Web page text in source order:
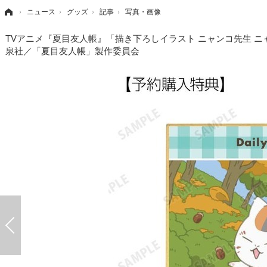
› ニュース › グッズ › 記事 › 写真・画像
TVアニメ『夏目友人帳』「描き下ろしイラスト ニャンコ先生
泉社／「夏目友人帳」製作委員会